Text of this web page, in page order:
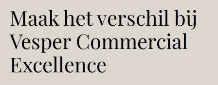
Maak het verschil bij
Vesper Commercial
Excellence